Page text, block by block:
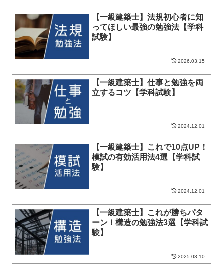
【一級建築士】法規初心者に知
ってほしい最強の勉強法【学科
試験】
2026.03.15
【一級建築士】仕事と勉強を両
立するコツ【学科試験】
2024.12.01
【一級建築士】これで10点UP！
模試の有効活用法4選【学科試
験】
2024.12.01
【一級建築士】これが勝ちパタ
ーン！構造の勉強法3選【学科試
験】
2025.03.10